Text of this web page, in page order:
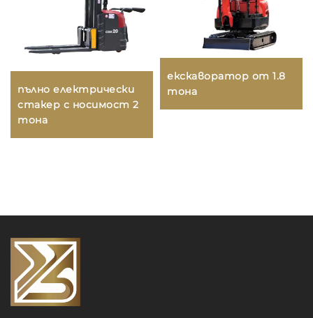
пълно електрически
стакер с носимост 2
тона
екскаворатор от 1.8
тона